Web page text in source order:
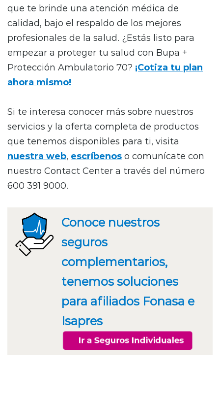
que te brinde una atención médica de
calidad, bajo el respaldo de los mejores
profesionales de la salud. ¿Estás listo para
empezar a proteger tu salud con Bupa +
Protección Ambulatorio 70? ¡Cotiza tu plan
ahora mismo!
Si te interesa conocer más sobre nuestros
servicios y la oferta completa de productos
que tenemos disponibles para ti, visita
nuestra web, escríbenos o comunícate con
nuestro Contact Center a través del número
600 391 9000.
Conoce nuestros
seguros
complementarios,
tenemos soluciones
para afiliados Fonasa e
Isapres